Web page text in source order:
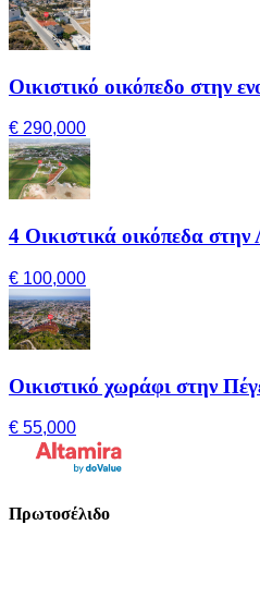
Οικιστικό οικόπεδο στην
€ 290,000
4 Οικιστικά οικόπεδα
€ 100,000
Οικιστικό χωράφι στην
€ 55,000
Πρωτοσέλιδο